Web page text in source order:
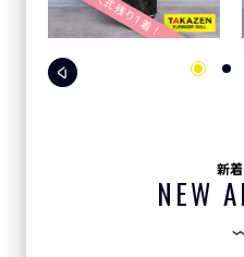
新
NEW